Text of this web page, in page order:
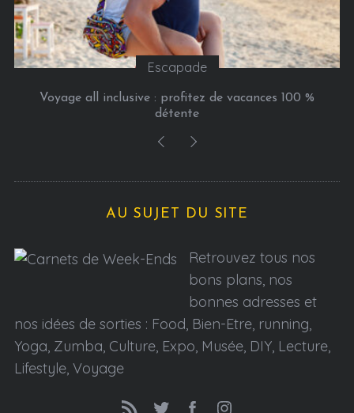
Escapade
Voyage all inclusive : profitez de vacances 100 %
détente
AU SUJET DU SITE
Retrouvez tous nos
bons plans, nos
bonnes adresses et
nos idées de sorties : Food, Bien-Etre, running,
Yoga, Zumba, Culture, Expo, Musée, DIY, Lecture,
Lifestyle, Voyage